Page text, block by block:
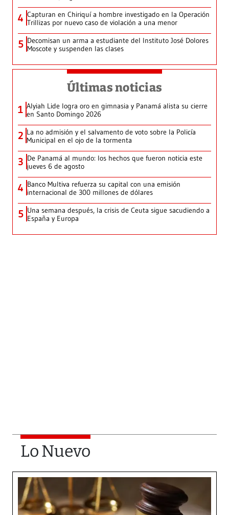
4 Capturan en Chiriquí a hombre investigado en la Operación
Trillizas por nuevo caso de violación a una menor
5 Decomisan un arma a estudiante del Instituto José Dolores
Moscote y suspenden las clases
Últimas noticias
1 Alyiah Lide logra oro en gimnasia y Panamá alista su cierre
en Santo Domingo 2026
2 La no admisión y el salvamento de voto sobre la Policía
Municipal en el ojo de la tormenta
3 De Panamá al mundo: los hechos que fueron noticia este
jueves 6 de agosto
4 Banco Multiva refuerza su capital con una emisión
internacional de 300 millones de dólares
5 Una semana después, la crisis de Ceuta sigue sacudiendo a
España y Europa
Lo Nuevo